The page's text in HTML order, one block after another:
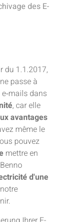
des E-
du 1.1.2017,
passe à
dans
, car elle
avantages
même le
pouvez
mettre en
d'une